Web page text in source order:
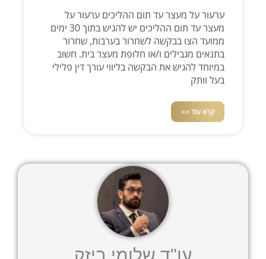
ערעור על מעצר עד תום ההליכים ערעור על
מעצר עד תום ההליכים יש להגיש בתוך 30 ימים
ממועד הצו בבקשה לשחרור בערבות, שחרור
בתנאים מגבילים ו/או חלופת מעצר בית. חשוב
במיוחד להגיש את הבקשה בליווי עורך דין פלילי
בעל וותק
קרא עוד >>
עו"ד שלומי ביזק